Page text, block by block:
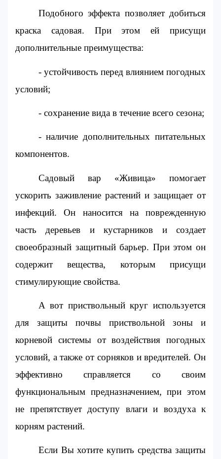
Подобного эффекта позволяет добиться
краска садовая. При этом ей присущи
дополнительные преимущества:
- устойчивость перед влиянием погодных
условий;
- сохранение вида в течение всего сезона;
- наличие дополнительных питательных
компонентов.
Садовый вар «Живица» помогает
ускорить заживление растений и защищает от
инфекций. Он наносится на поврежденную
часть деревьев и кустарников и создает
своеобразный защитный барьер. При этом он
содержит вещества, которым присущи
стимулирующие свойства.
А вот приствольный круг используется
для защиты почвы приствольной зоны и
корневой системы от воздействия погодных
условий, а также от сорняков и вредителей. Он
эффективно справляется со своим
функциональным предназначением, при этом
не препятствует доступу влаги и воздуха к
корням растений.
Если Вы хотите купить средства защиты